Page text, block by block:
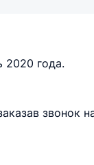
2020 года.
звонок